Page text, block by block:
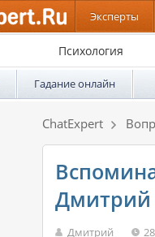
Эксперты
Психология
Гадание онлайн
ChatExpert
Дмитрий
Дмитрий